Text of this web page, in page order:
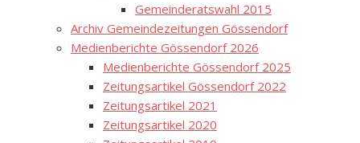
Gemeinderatswahl 2015
Archiv Gemeindezeitungen Gössendorf
Medienberichte Gössendorf 2026
Medienberichte Gössendorf 2025
Zeitungsartikel Gössendorf 2022
Zeitungsartikel 2021
Zeitungsartikel 2020